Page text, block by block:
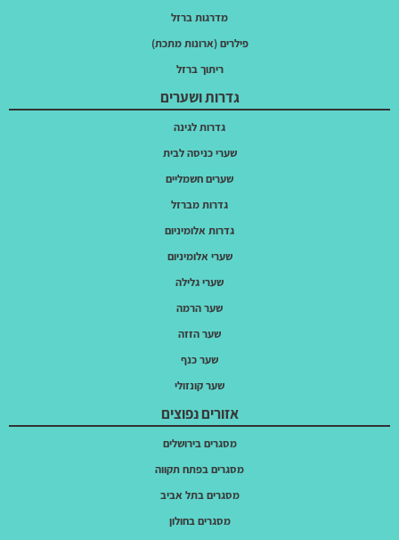
מדרגות ברזל
פילרים (ארונות מתכת)
ריתוך ברזל
גדרות ושערים
גדרות לגינה
שערי כניסה לבית
שערים חשמליים
גדרות מברזל
גדרות אלומיניום
שערי אלומיניום
שערי גלילה
שער הרמה
שער הזזה
שער כנף
שער קונזולי
אזורים נפוצים
מסגרים בירושלים
מסגרים בפתח תקווה
מסגרים בתל אביב
מסגרים בחולון